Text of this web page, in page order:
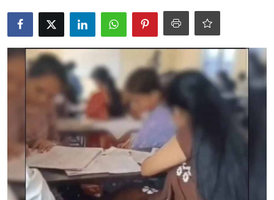
Epaper
धर्म
लाइफस्टाइल